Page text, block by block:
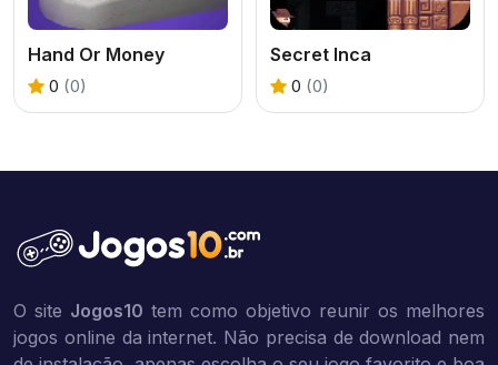
Hand Or Money
0 (0)
Secret Inca
0 (0)
O site Jogos10 tem como objetivo reunir os melhores
jogos online da internet. Não precisa de download nem